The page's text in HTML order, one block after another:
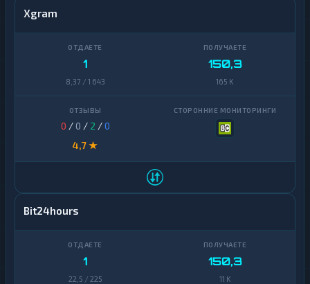
Xgram
1
8,37 / 1 643
150,3
165 K
0 / 0 / 2 /0
4,7 ★
Bit24hours
1
22,5 / 225
150,3
11 K